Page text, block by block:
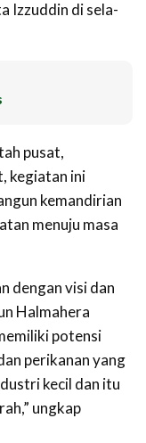
Izzuddin di sela-
pusat,
kegiatan ini
kemandirian
menuju masa
dengan visi dan
Halmahera
potensi
perikanan yang
kecil dan itu
ungkap